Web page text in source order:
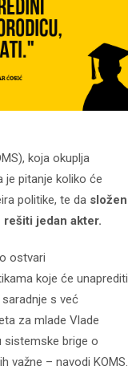
koja okuplja
je pitanje koliko će
politike, te da složen
jedan akter.
ostvari
koje će unaprediti
s već
za mlade Vlade
sistemske brige o
važne – navodi KOMS.